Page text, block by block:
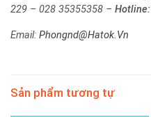
229 – 028 35355358 – Hotline:
Email: Phongnd@Hatok.Vn
Sản phẩm tương tự